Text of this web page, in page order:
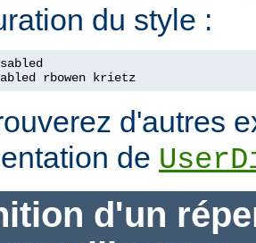
du style :
rbowen krietz
d'autres
de
d'un